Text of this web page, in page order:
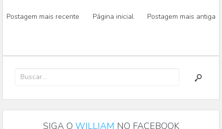
Postagem mais recente Página inicial Postagem mais antiga
SIGA O WILLIAM NO FACEBOOK